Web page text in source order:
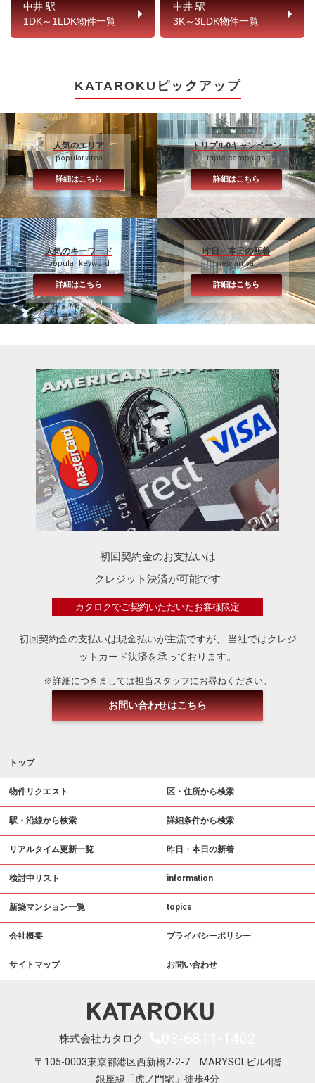
中井 駅
1DK～1LDK物件一覧
中井 駅
3K～3LDK物件一覧
KATAROKUピックアップ
人気のエリア
popular area
詳細はこちら
トリプル0キャンペーン
triple campaign
詳細はこちら
人気のキーワード
popular keyword
詳細はこちら
昨日・本日の新着
new arrival
詳細はこちら
初回契約金のお支払いは
クレジット決済が可能です
カタロクでご契約いただいたお客様限定
初回契約金の支払いは現金払いが主流ですが、
当社ではクレジ
ットカード決済を承っております。
※詳細につきましては担当スタッフにお尋ねください。
お問い合わせはこちら
トップ
物件リクエスト 区・住所から検索
駅・沿線から検索 詳細条件から検索
リアルタイム更新一覧 昨日・本日の新着
検討中リスト information
新築マンション一覧 topics
会社概要 プライバシーポリシー
サイトマップ お問い合わせ
株式会社カタロク
〒105-0003東京都港区西新橋2-2-7 MARYSOLビル4階
銀座線「虎ノ門駅」徒歩4分